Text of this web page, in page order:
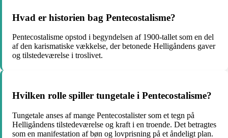
Hvad er historien bag Pentecostalisme?
Pentecostalisme opstod i begyndelsen af 1900-tallet som en del
af den karismatiske vækkelse, der betonede Helligåndens gaver
og tilstedeværelse i troslivet.
Hvilken rolle spiller tungetale i Pentecostalisme?
Tungetale anses af mange Pentecostalister som et tegn på
Helligåndens tilstedeværelse og kraft i en troende. Det betragtes
som en manifestation af bøn og lovprisning på et åndeligt plan.